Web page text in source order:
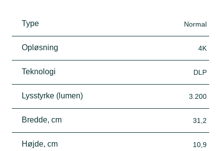
Type Normal
Opløsning 4K
Teknologi DLP
Lysstyrke (lumen) 3.200
Bredde, cm 31,2
Højde, cm 10,9